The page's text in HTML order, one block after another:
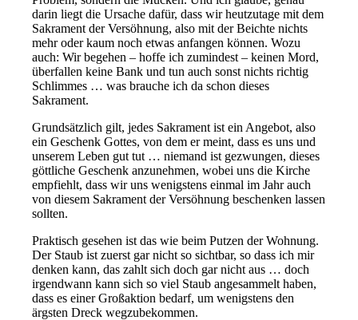
darin liegt die Ursache dafür, dass wir heutzutage mit dem
Sakrament der Versöhnung, also mit der Beichte nichts
mehr oder kaum noch etwas anfangen können. Wozu
auch: Wir begehen – hoffe ich zumindest – keinen Mord,
überfallen keine Bank und tun auch sonst nichts richtig
Schlimmes … was brauche ich da schon dieses
Sakrament.
Grundsätzlich gilt, jedes Sakrament ist ein Angebot, also
ein Geschenk Gottes, von dem er meint, dass es uns und
unserem Leben gut tut … niemand ist gezwungen, dieses
göttliche Geschenk anzunehmen, wobei uns die Kirche
empfiehlt, dass wir uns wenigstens einmal im Jahr auch
von diesem Sakrament der Versöhnung beschenken lassen
sollten.
Praktisch gesehen ist das wie beim Putzen der Wohnung.
Der Staub ist zuerst gar nicht so sichtbar, so dass ich mir
denken kann, das zahlt sich doch gar nicht aus … doch
irgendwann kann sich so viel Staub angesammelt haben,
dass es einer Großaktion bedarf, um wenigstens den
ärgsten Dreck wegzubekommen.